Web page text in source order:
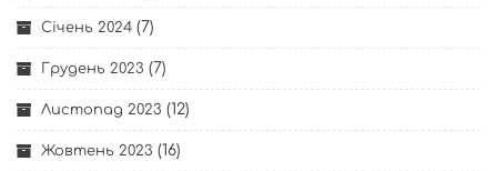
Січень 2024 (7)
Грудень 2023 (7)
Листопад 2023 (12)
Жовтень 2023 (16)